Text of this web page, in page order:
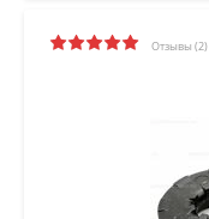
Отзывы (2)